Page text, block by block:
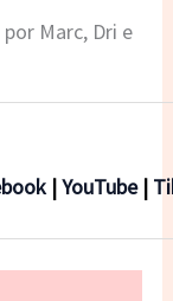
Marc, Dri e
|YouTube|